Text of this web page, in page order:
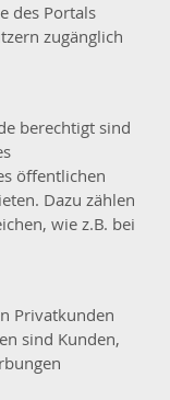
des Portals
zugänglich
berechtigt sind
öffentlichen
Dazu zählen
wie z.B. bei
Privatkunden
sind Kunden,